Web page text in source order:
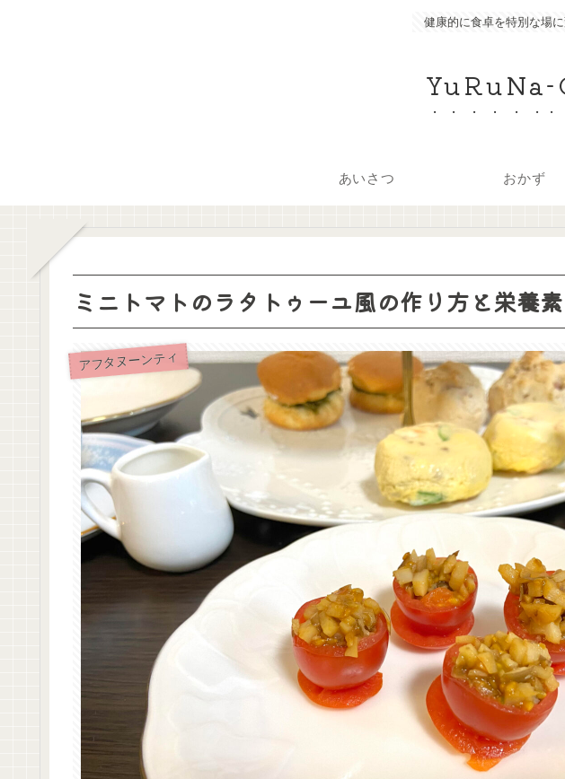
健康的に食卓を特別な場
YuRuNa-
あいさつ おかず
ミニトマトのラタトゥーユ風の作り方と栄養素
アフタヌーンティ